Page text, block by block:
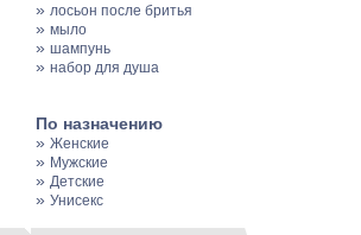
» лосьон после бритья
» мыло
» шампунь
» набор для душа
По назначению
» Женские
» Мужские
» Детские
» Унисекс